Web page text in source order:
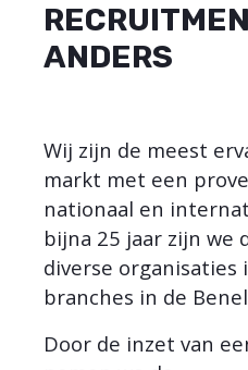
ANDERS
Wij zijn de meest
markt met een
nationaal en
bijna 25 jaar zijn we
diverse
branches in de
Door de inzet van